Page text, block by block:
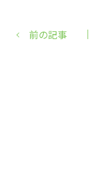
前の記事